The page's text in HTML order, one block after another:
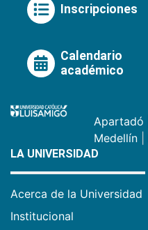
Inscripciones
Calendario
académico
Apartadó
Medellín
LA UNIVERSIDAD
Acerca de la Universidad
Institucional